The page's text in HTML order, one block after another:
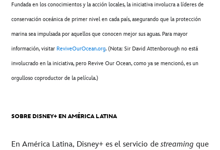
Fundada en los conocimientos y la acción locales, la iniciativa involucra a líderes de
conservación oceánica de primer nivel en cada país, asegurando que la protección
marina sea impulsada por aquellos que conocen mejor sus aguas. Para mayor
información, visitar ReviveOurOcean.org. (Nota: Sir David Attenborough no está
involucrado en la iniciativa, pero Revive Our Ocean, como ya se mencionó, es un
orgulloso coproductor de la película.)
SOBRE DISNEY+ EN AMÉRICA LATINA
En América Latina, Disney+ es el servicio destreamingque